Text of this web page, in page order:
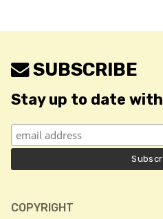
SUBSCRIBE
Stay up to date
COPYRIGHT